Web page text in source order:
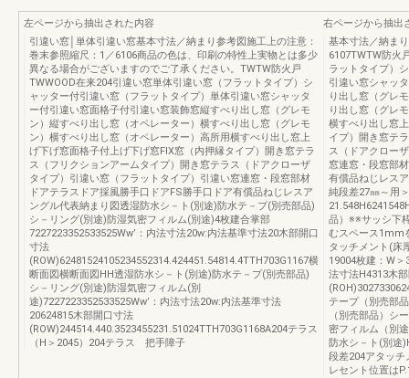
左ページから抽出された内容
引違い窓│単体引違い窓基本寸法／納まり参考図施工上の注意：
巻末参照縮尺：1／6106商品の色は、印刷の特性上実物とは多少
異なる場合がございますのでご了承ください。TWTW防火戸
TWWOOD在来204引違い窓単体引違い窓（フラットタイプ）シ
ャッター付引違い窓（フラットタイプ）単体引違い窓シャッタ
ー付引違い窓面格子付引違い窓装飾窓縦すべり出し窓（グレモ
ン）縦すべり出し窓（オペレーター）横すべり出し窓（グレモ
ン）横すべり出し窓（オペレーター）高所用横すべり出し窓上
げ下げ窓面格子付上げ下げ窓FIX窓（内押縁タイプ）開き窓テラ
ス（フリクションアームタイプ）開き窓テラス（ドアクローザ
タイプ）引違い窓（フラットタイプ）引違い窓連窓・段窓部材
ドアテラスドア採風勝手口ドアFS勝手口ドア有償品ねじレスア
ングル代表納まり図透湿防水シ－ト(別途)防水テ－プ(別売部品)
シ－リング(別途)防湿気密フィルム(別途)4枚建合掌部
7227223352533525Ww’：内法寸法20w:内法基準寸法20木部開口
寸法
(ROW)62481524105234552314.424451.54814.4TTH703G1167横
断面図横断面図HH透湿防水シ－ト(別途)防水テ－プ(別売部品)
シ－リング(別途)防湿気密フィルム(別
途)7227223352533525Ww’：内法寸法20w:内法基準寸法
20624815木部開口寸法
(ROW)244514.440.3523455231.51024TTH703G1168A204テラス
（H＞2045）204テラス 把手障子
右ページから抽出
基本寸法／納ま
6107TWTW防火
ラットタイプ）
引違い窓シャッ
り出し窓（グレ
り出し窓（グレ
横すべり出し窓
イプ）開き窓テ
ス（ドアクロー
窓連窓・段窓部
有償品ねじレス
純段差27㎜～用
品）※※サッシ下
むスペース1mm
タッチメント(床
19004枚建：W
法寸法H4313木
テープ（別売部
（別売部品）シ
密フィルム（別
防水シ－ト(別途
段差204アタッ
レセント位置は